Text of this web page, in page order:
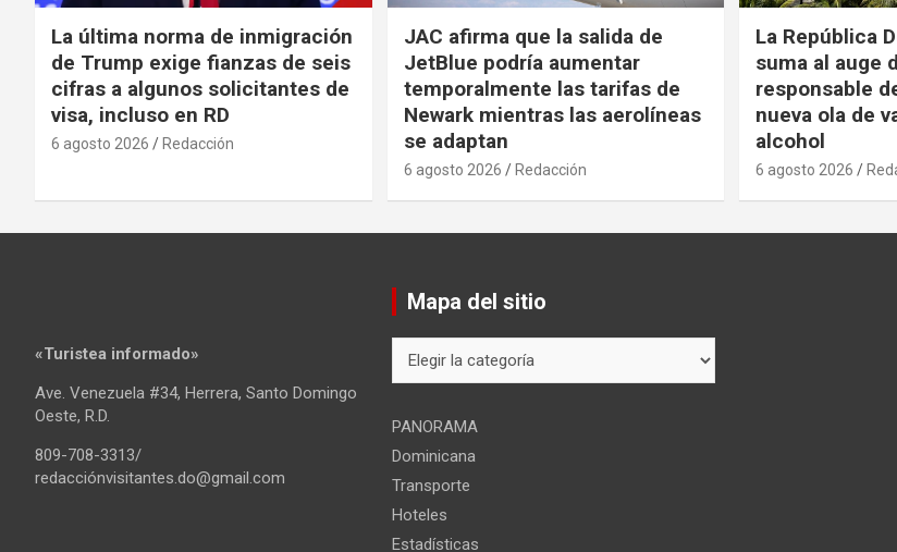
La última norma de inmigración
de Trump exige fianzas de seis
cifras a algunos solicitantes de
visa, incluso en RD
6 agosto 2026 Redacción
JAC afirma que la salida de
JetBlue podría aumentar
temporalmente las tarifas de
Newark mientras las aerolíneas
se adaptan
6 agosto 2026 Redacción
La República
suma al auge
responsable
nueva ola de
alcohol
6 agosto 2026
«Turistea informado»
Ave. Venezuela #34, Herrera, Santo Domingo
Oeste, R.D.
809-708-3313/
redacciónvisitantes.do@gmail.com
Mapa del sitio
del
PANORAMA
Dominicana
Transporte
Hoteles
Estadísticas